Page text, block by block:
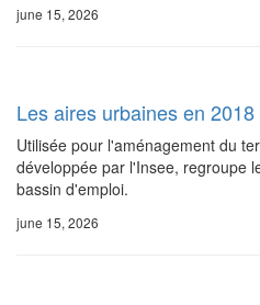
june 15, 2026
Les aires urbaines en 2018
Utilisée pour l'aménagement du
développée par l'Insee, regroupe
bassin d'emploi.
june 15, 2026